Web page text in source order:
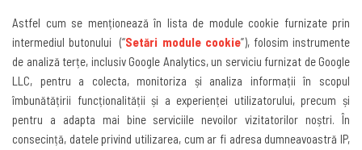
Astfel cum se menționează în lista de module cookie furnizate prin
intermediul butonului
(“Setări module cookie”), folosim instrumente
de analiză terțe, inclusiv Google Analytics, un serviciu furnizat de Google
LLC, pentru a colecta, monitoriza și analiza informații în scopul
îmbunătățirii funcționalității și a experienței utilizatorului, precum și
pentru a adapta mai bine serviciile nevoilor vizitatorilor noștri. În
consecință, datele privind utilizarea, cum ar fi adresa dumneavoastră IP,